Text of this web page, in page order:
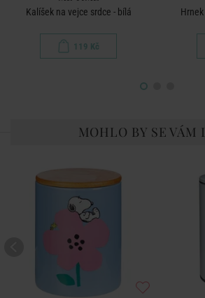
Kalíšek na vejce srdce - bílá
119 Kč
MOHLO BY SE VÁM